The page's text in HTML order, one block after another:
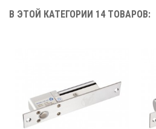
В ЭТОЙ КАТЕГОРИИ 14 ТОВАРОВ: